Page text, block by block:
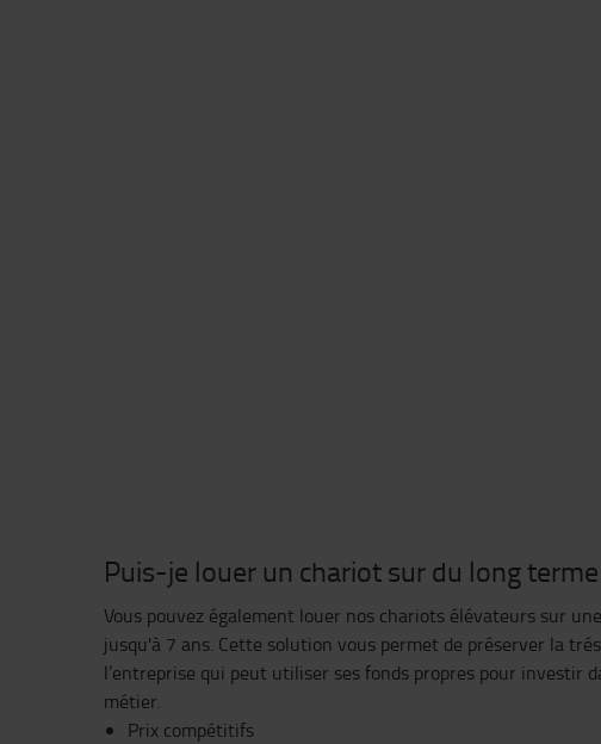
Puis-je louer un chariot sur du long
Vous pouvez également louer nos chariots élévateurs sur
jusqu'à 7 ans. Cette solution vous permet de préserver la
l’entreprise qui peut utiliser ses fonds propres pour investir
métier.
Prix compétitifs